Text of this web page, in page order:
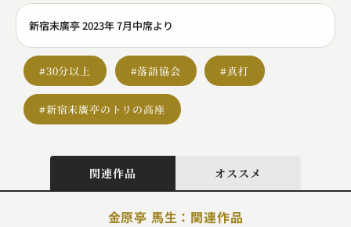
新宿末廣亭 2023年 7月中席より
#30分以上 #落語協会 #真打
#新宿末廣亭のトリの高座
関連作品 オススメ
金原亭 馬生：関連作品